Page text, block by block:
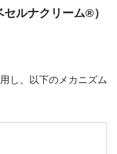
ルナクリーム®）
し、以下のメカニズム